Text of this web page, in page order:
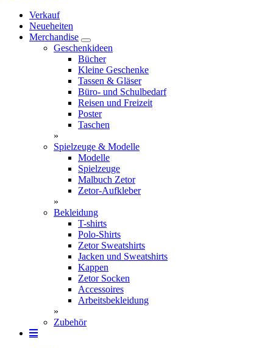
Verkauf
Neueheiten
Merchandise
Geschenkideen
Bücher
Kleine Geschenke
Tassen & Gläser
Büro- und Schulbedarf
Reisen und Freizeit
Poster
Taschen
»
Spielzeuge & Modelle
Modelle
Spielzeuge
Malbuch Zetor
Zetor-Aufkleber
»
Bekleidung
T-shirts
Polo-Shirts
Zetor Sweatshirts
Jacken und Sweatshirts
Kappen
Zetor Socken
Ac­ces­soires
Arbeitsbekleidung
»
Zubehör